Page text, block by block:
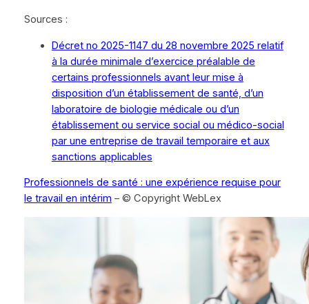
Sources :
Décret no 2025-1147 du 28 novembre 2025 relatif
à la durée minimale d’exercice préalable de
certains professionnels avant leur mise à
disposition d’un établissement de santé, d’un
laboratoire de biologie médicale ou d’un
établissement ou service social ou médico-social
par une entreprise de travail temporaire et aux
sanctions applicables
Professionnels de santé : une expérience requise pour
le travail en intérim – © Copyright WebLex